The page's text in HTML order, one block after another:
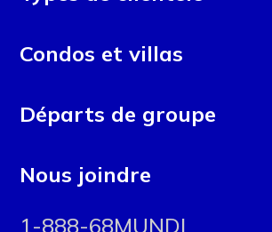
Argentine
Bolivie
Camps d'été
Cours en ligne
Découverte
Escapades urbaines
Adultes
Étudiants
Condos et villas
Guadeloupe
Départs de groupe
Nous joindre
1-888-68MUNDI